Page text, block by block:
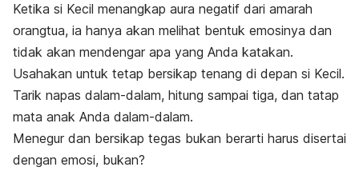
Ketika si Kecil menangkap aura negatif dari amarah
orangtua, ia hanya akan melihat bentuk emosinya dan
tidak akan mendengar apa yang Anda katakan.
Usahakan untuk tetap bersikap tenang di depan si Kecil.
Tarik napas dalam-dalam, hitung sampai tiga, dan tatap
mata anak Anda dalam-dalam.
Menegur dan bersikap tegas bukan berarti harus disertai
dengan emosi, bukan?